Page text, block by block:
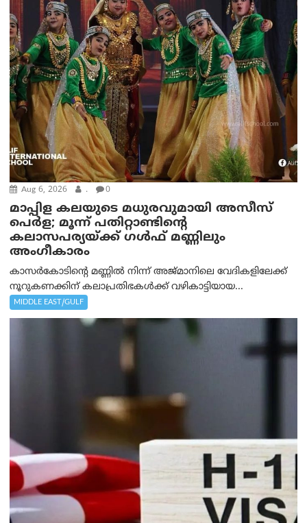
Aug 6, 2026 . 0
മാപ്പിള കലയുടെ മധുരവുമായി അസീസ്
പെർള; മൂന്ന് പതിറ്റാണ്ടിന്റെ
കലാസപര്യയ്ക്ക് ഗൾഫ് മണ്ണിലും
അംഗീകാരം
കാസർകോടിന്റെ മണ്ണിൽ നിന്ന് അജ്മാനിലെ വേദികളിലേക്ക്
നൂറുകണക്കിന് കലാപ്രതിഭകൾക്ക് വഴികാട്ടിയായ...
MIDDLE EAST/GULF